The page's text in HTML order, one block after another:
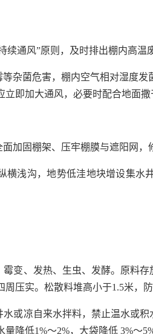
通风”原则，及时排出棚内高
杂菌危害，棚内空气相对湿度发
即加大通风，必要时配合地面撒
加固棚架、压牢棚膜与遮阳网，
横浅沟，地势低洼地块增设集
变、发热、生虫、发酵。原料
压实。松散料堆高小于1.5米，
或凉自来水拌料，禁止温水或
降低1%～2%，大袋降低 3%～